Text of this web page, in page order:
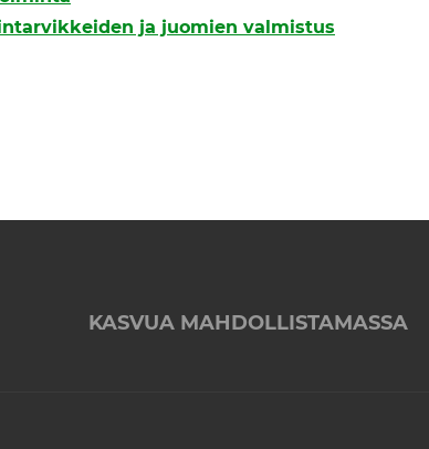
ja juomien valmistus
KASVUA MAHDOLLISTAMASSA